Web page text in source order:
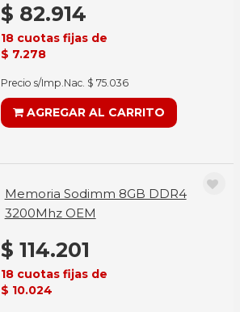
$ 82.914
18 cuotas fijas de
$ 7.278
Precio s/Imp.Nac. $ 75.036
AGREGAR AL CARRITO
Memoria Sodimm 8GB DDR4
3200Mhz OEM
$ 114.201
18 cuotas fijas de
$ 10.024